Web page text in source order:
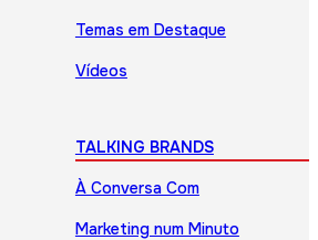
Temas em Destaque
Vídeos
TALKING BRANDS
À Conversa Com
Marketing num Minuto